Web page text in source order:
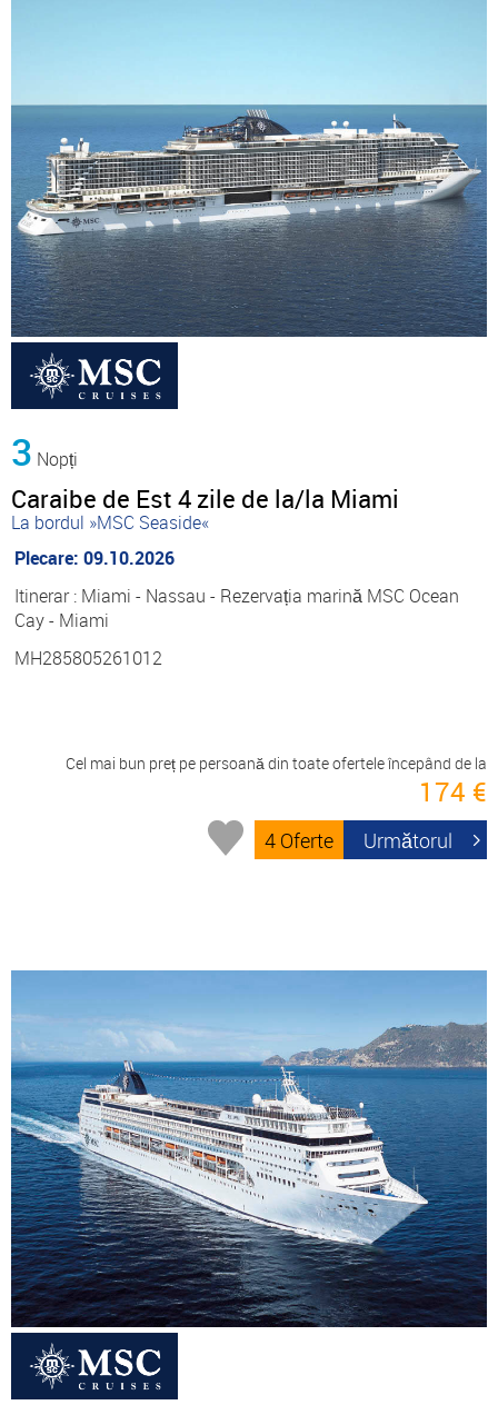
3 Nopți
Caraibe de Est 4 zile de la/la Miami
La bordul »MSC Seaside«
Plecare: 09.10.2026
Itinerar : Miami - Nassau - Rezervația marină MSC Ocean
Cay - Miami
MH285805261012
Cel mai bun preț pe persoană din toate ofertele începând de la
174 €
4 Oferte Următorul